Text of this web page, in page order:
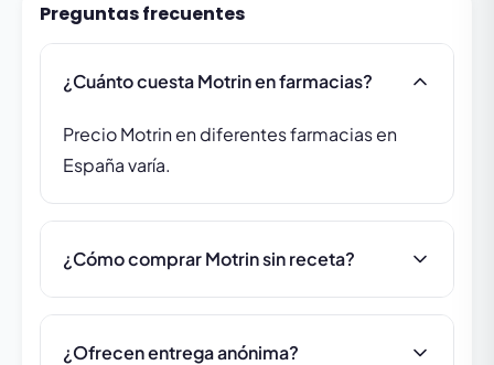
Preguntas frecuentes
¿Cuánto cuesta Motrin en farmacias?
Precio Motrin en diferentes farmacias en
España varía.
¿Cómo comprar Motrin sin receta?
¿Ofrecen entrega anónima?